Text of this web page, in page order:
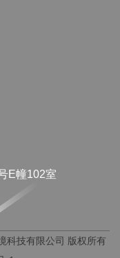
E幢102室
科技有限公司 版权所有